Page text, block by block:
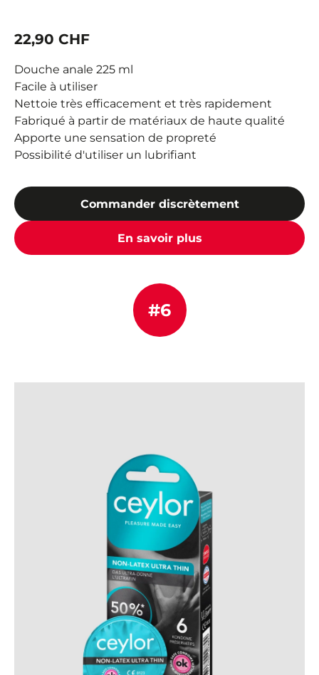
22,90 CHF
Douche anale 225 ml
Facile à utiliser
Nettoie très efficacement et très rapidement
Fabriqué à partir de matériaux de haute qualité
Apporte une sensation de propreté
Possibilité d'utiliser un lubrifiant
Commander discrètement
En savoir plus
#6